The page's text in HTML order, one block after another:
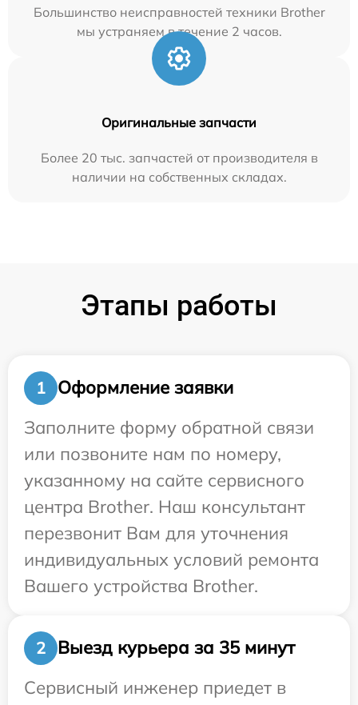
Большинство неисправностей техники Brother
мы устраняем в течение 2 часов.
Оригинальные запчасти
Более 20 тыс. запчастей от производителя в
наличии на собственных складах.
Этапы работы
1
Оформление заявки
Заполните форму обратной связи
или позвоните нам по номеру,
указанному на сайте сервисного
центра Brother. Наш консультант
перезвонит Вам для уточнения
индивидуальных условий ремонта
Вашего устройства Brother.
2
Выезд курьера за 35 минут
Сервисный инженер приедет в